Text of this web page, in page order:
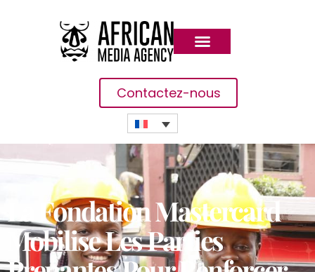
Contactez-nous
La Fondation Mastercard
Mobilise Les Parties